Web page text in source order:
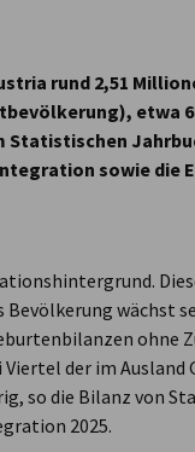
rund 2,51
etwa
Statistischen
sowie die
Bevölkerung wächst
ohne
der im Ausland
so die Bilanz von
2025.